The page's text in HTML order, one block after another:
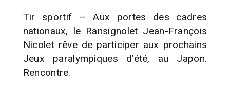
Tir sportif – Aux portes des cadres
nationaux, le Ransignolet Jean-François
Nicolet rêve de participer aux prochains
Jeux paralympiques d’été, au Japon.
Rencontre.